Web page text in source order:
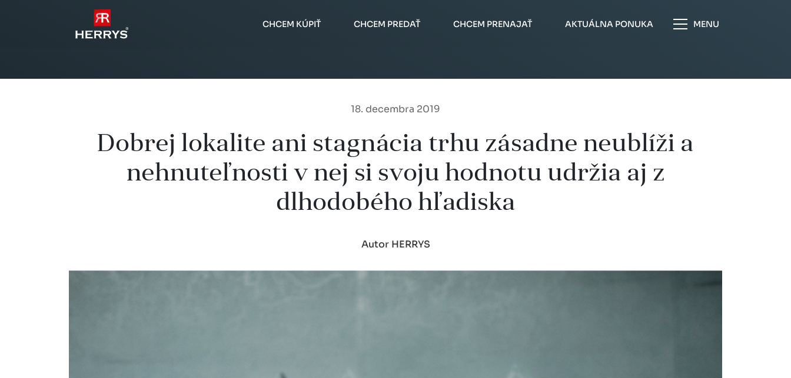
CHCEM KÚPIŤ CHCEM PREDAŤ CHCEM PRENAJAŤ AKTUÁLNA PONUKA MENU
18. decembra 2019
Dobrej lokalite ani stagnácia trhu zásadne neublíži a
nehnuteľnosti v nej si svoju hodnotu udržia aj z
dlhodobého hľadiska
Autor HERRYS